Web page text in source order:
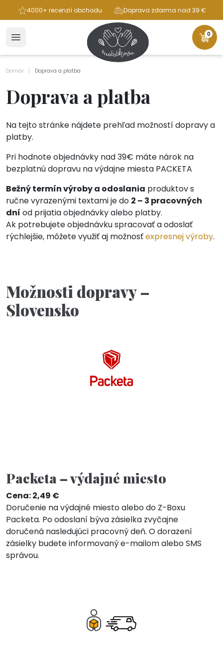
4000+ recenzií obchodu Doprava zdarma nad 39 €
0
Domov Doprava a platba
Doprava a platba
Na tejto stránke nájdete prehľad možností dopravy a
platby.
Pri hodnote objednávky nad 39€ máte nárok na
bezplatnú dopravu na výdajne miesta PACKETA
Bežný termín výroby a odoslania produktov s
ručne vyrazenými textami je do 2 – 3 pracovných
dní od prijatia objednávky alebo platby.
Ak potrebujete objednávku spracovať a odoslať
rýchlejšie, môžete využiť aj možnosťexpresnej výroby.
Možnosti dopravy –
Slovensko
Packeta – výdajné miesto
Cena: 2,49 €
Doručenie na výdajné miesto alebo do Z-Boxu
Packeta. Po odoslaní býva zásielka zvyčajne
doručená nasledujúci pracovný deň. O dorazení
zásielky budete informovaný e-mailom alebo SMS
správou.